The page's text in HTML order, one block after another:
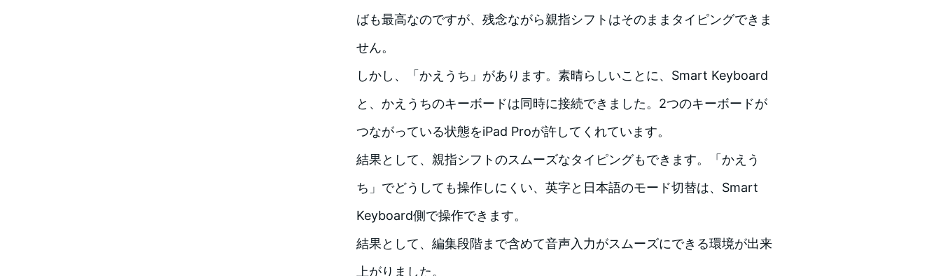
ばも最高なのですが、残念ながら親指シフトはそのままタイピングできま
せん。
しかし、「かえうち」があります。素晴らしいことに、Smart Keyboard
と、かえうちのキーボードは同時に接続できました。2つのキーボードが
つながっている状態をiPad Proが許してくれています。
結果として、親指シフトのスムーズなタイピングもできます。「かえう
ち」でどうしても操作しにくい、英字と日本語のモード切替は、Smart
Keyboard側で操作できます。
結果として、編集段階まで含めて音声入力がスムーズにできる環境が出来
上がりました。